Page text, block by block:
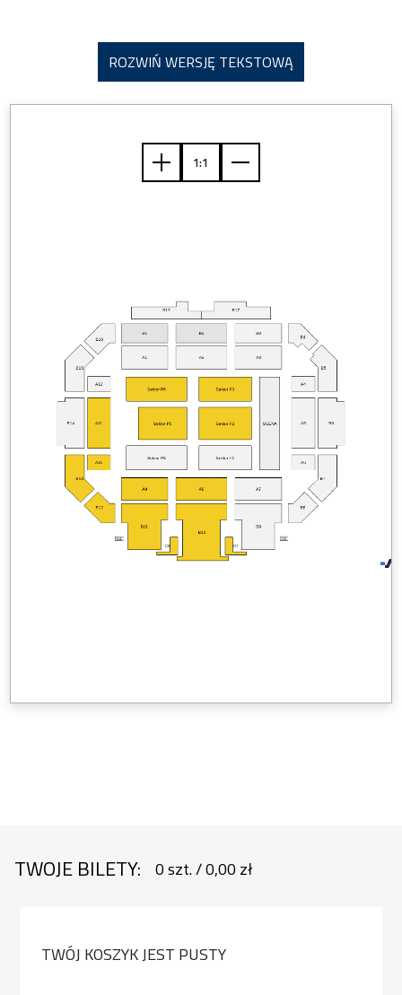
ROZWIŃ WERSJĘ TEKSTOWĄ
Sektor P3
Sektor P2
Sektor P1
Sektor P6
Sektor P5
Sektor P4
A1 A2 A3
A4
A5
A6
A7
A8
A9
A10
A11
A12
B1 B2 B3
B4
B5
B6
B7
B8
B9
B10
B11
B12
B13
B14
B15
B16
B17
C1
C2
C3
C4
B17
SCENA
TWOJE BILETY: 0szt./0,00 zł
TWÓJ KOSZYK JEST PUSTY